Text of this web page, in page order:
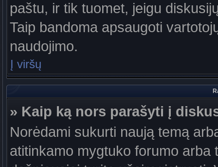
paštu, ir tik tuomet, jeigu
Taip bandoma apsaugoti
naudojimo.
Į viršų
» Kaip ką nors parašyti į
Norėdami sukurti naują temą
atitinkamo mygtuko forumo